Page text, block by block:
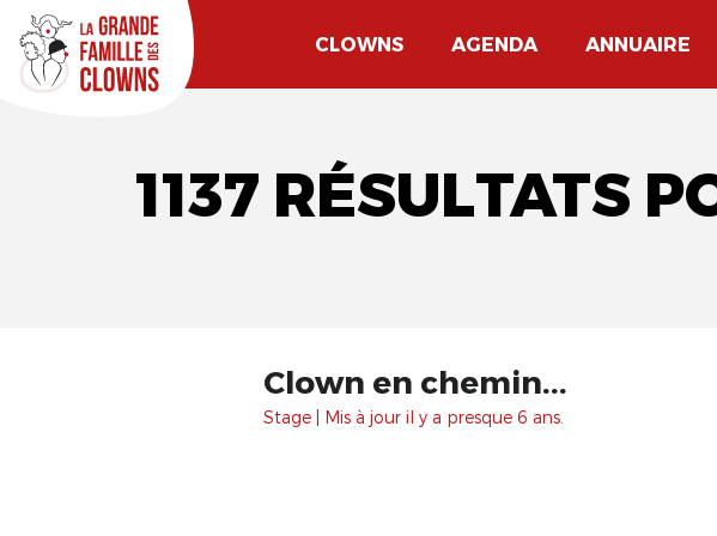
CLOWNS AGENDA ANNUAIRE
1137 RÉSULTATS
Clown en chemin...
Stage | Mis à jour il y a presque 6 ans.